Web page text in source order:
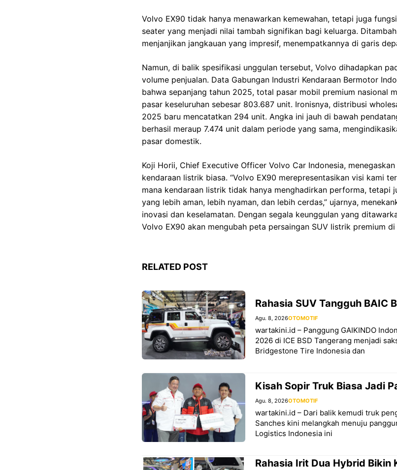
Volvo EX90 tidak hanya menawarkan kemewahan, tetapi juga
seater yang menjadi nilai tambah signifikan bagi keluarga.
menjanjikan jangkauan yang impresif, menempatkannya di garis
Namun, di balik spesifikasi unggulan tersebut, Volvo dihadapkan
volume penjualan. Data Gabungan Industri Kendaraan Bermotor
bahwa sepanjang tahun 2025, total pasar mobil premium nasional
pasar keseluruhan sebesar 803.687 unit. Ironisnya, distribusi
2025 baru mencatatkan 294 unit. Angka ini jauh di bawah
berhasil meraup 7.474 unit dalam periode yang sama,
pasar domestik.
Koji Horii, Chief Executive Officer Volvo Car Indonesia,
kendaraan listrik biasa. “Volvo EX90 merepresentasikan visi kami
mana kendaraan listrik tidak hanya menghadirkan performa, tetapi
yang lebih aman, lebih nyaman, dan lebih cerdas,” ujarnya,
inovasi dan keselamatan. Dengan segala keunggulan yang
Volvo EX90 akan mengubah peta persaingan SUV listrik premium di
RELATED POST
Rahasia SUV Tangguh BAIC
Agu. 8, 2026OTOMOTIF
wartakini.id – Panggung GAIKINDO
2026 di ICE BSD Tangerang menjadi
Bridgestone Tire Indonesia dan
Kisah Sopir Truk Biasa Jadi
Agu. 8, 2026OTOMOTIF
wartakini.id – Dari balik kemudi truk
Sanches kini melangkah menuju
Logistics Indonesia ini
Rahasia Irit Dua Hybrid Bikin